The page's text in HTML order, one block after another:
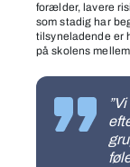
forælder, lavere
som stadig har
tilsyneladende er
på skolens